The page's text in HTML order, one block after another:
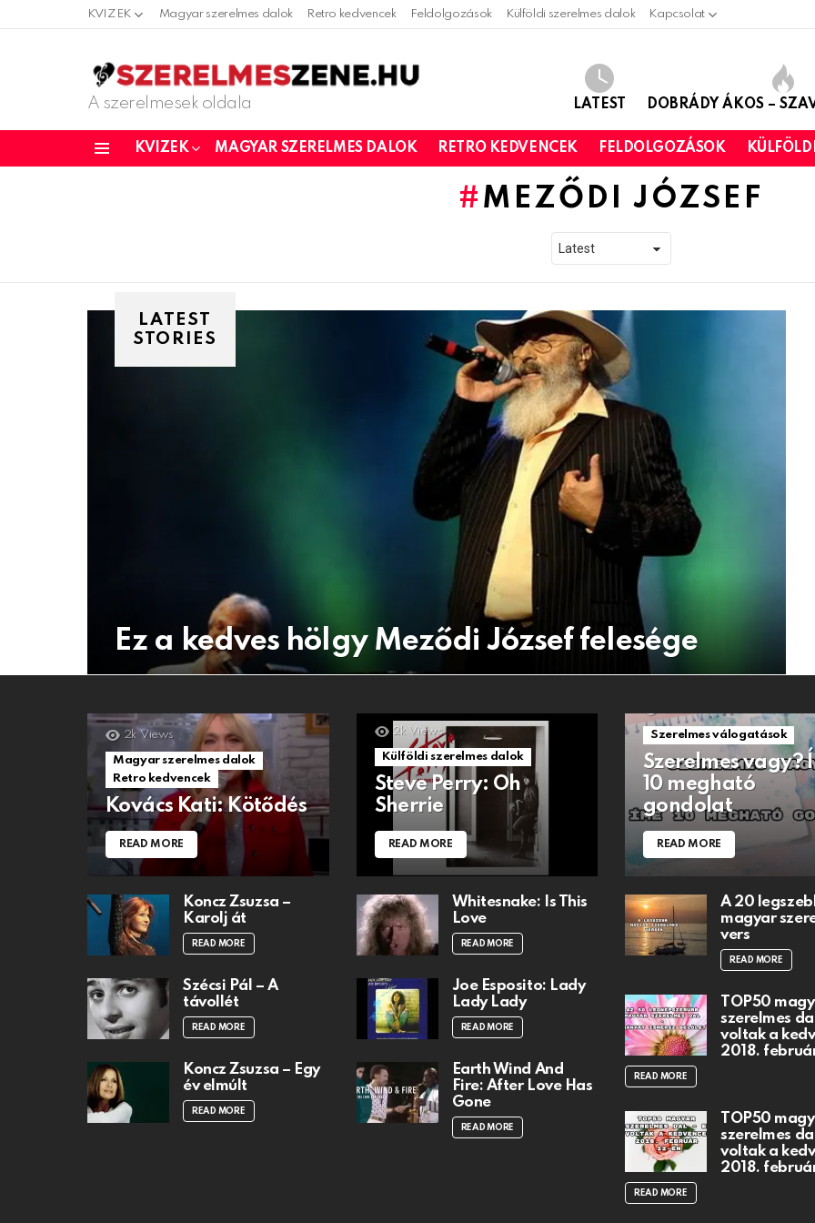
KVIZEK Magyar szerelmes dalok Retro kedvencek Feldolgozások Külföldi szerelmes dalok Kapcsolat
A szerelmesek oldala LATEST DOBRÁDY ÁKOS –
KVIZEK MAGYAR SZERELMES DALOK RETRO KEDVENCEK FELDOLGOZÁSOK
MEZŐDI JÓZSEF
LATEST
STORIES
Ez a kedves hölgy Meződi József felesége
2k Views
Magyar szerelmes dalok
Retro kedvencek
Kovács Kati: Kötődés
READ MORE
Koncz Zsuzsa –
Karolj át
READ MORE
Szécsi Pál – A
távollét
READ MORE
Koncz Zsuzsa – Egy
év elmúlt
READ MORE
2k Views
Külföldi szerelmes dalok
Steve Perry: Oh
Sherrie
READ MORE
Whitesnake: Is This
Love
READ MORE
Joe Esposito: Lady
Lady Lady
READ MORE
Earth Wind And
Fire: After Love Has
Gone
READ MORE
Szerelmes válogatások
Szerelmes vagy?
10 megható
gondolat
READ MORE
A 20
magyar
vers
READ MORE
TOP50
szerelmes
voltak a
2018.
READ MORE
TOP50
szerelmes
voltak a
2018.
READ MORE